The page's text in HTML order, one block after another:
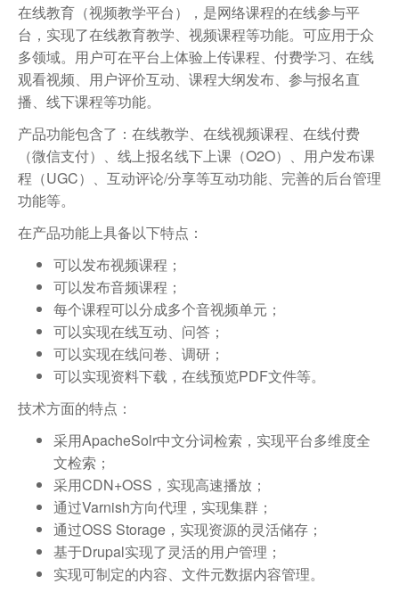
在线教育（视频教学平台），是网络课程的在线参与平
台，实现了在线教育教学、视频课程等功能。可应用于众
多领域。用户可在平台上体验上传课程、付费学习、在线
观看视频、用户评价互动、课程大纲发布、参与报名直
播、线下课程等功能。
产品功能包含了：在线教学、在线视频课程、在线付费
（微信支付）、线上报名线下上课（O2O）、用户发布课
程（UGC）、互动评论/分享等互动功能、完善的后台管理
功能等。
在产品功能上具备以下特点：
可以发布视频课程；
可以发布音频课程；
每个课程可以分成多个音视频单元；
可以实现在线互动、问答；
可以实现在线问卷、调研；
可以实现资料下载，在线预览PDF文件等。
技术方面的特点：
采用ApacheSolr中文分词检索，实现平台多维度全
文检索；
采用CDN+OSS，实现高速播放；
通过Varnish方向代理，实现集群；
通过OSS Storage，实现资源的灵活储存；
基于Drupal实现了灵活的用户管理；
实现可制定的内容、文件元数据内容管理。